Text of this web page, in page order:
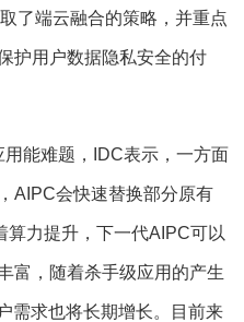
了端云融合的策略，并重点
护用户数据隐私安全的付
能难题，IDC表示，一方面
AIPC会快速替换部分原有
算力提升，下一代AIPC可以
富，随着杀手级应用的产生
需求也将长期增长。目前来